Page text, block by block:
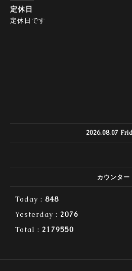
定休日
定休日です
2026.08.07
カウンター
Today : 848
Yesterday : 2076
Total : 2179550